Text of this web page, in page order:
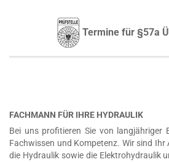
Termine für §57a
FACHMANN FÜR IHRE HYDRAULIK
Bei uns profitieren Sie von langjähriger
Fachwissen und Kompetenz. Wir sind
die Hydraulik sowie die Elektrohydraulik